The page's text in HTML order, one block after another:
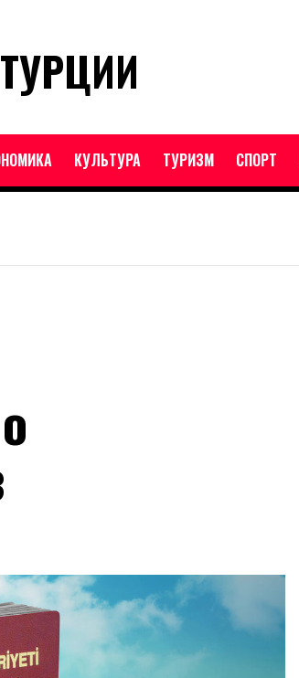
КУЛЬТУРА ТУРИЗМ СПОРТ